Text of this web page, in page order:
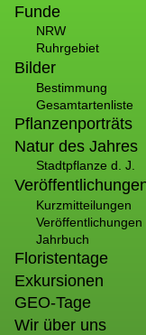
Funde
NRW
Ruhrgebiet
Bilder
Bestimmung
Gesamtartenliste
Pflanzenporträts
Natur des Jahres
Stadtpflanze d. J.
Kurzmitteilungen
Veröffentlichungen
Jahrbuch
Floristentage
Exkursionen
GEO-Tage
Wir über uns